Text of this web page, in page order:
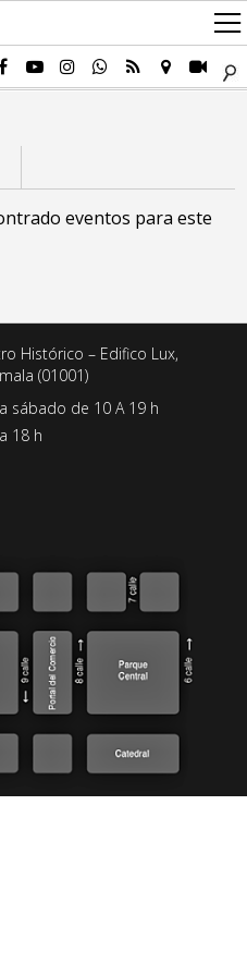
eventos para este
Histórico – Edifico Lux,
(01001)
a sábado de 10 A 19 h
18 h